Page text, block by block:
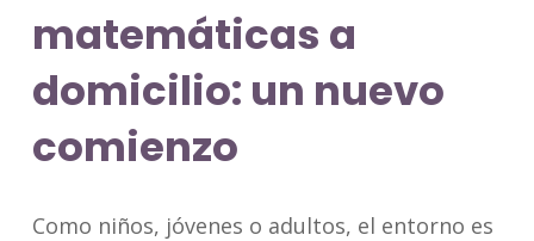
matemáticas a
domicilio: un nuevo
comienzo
Como niños, jóvenes o adultos, el entorno es